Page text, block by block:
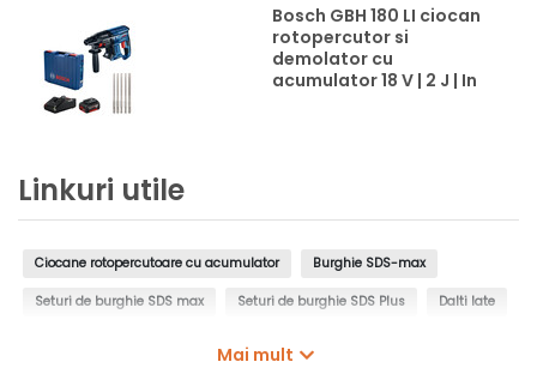
Bosch GBH 180 LI ciocan
rotopercutor si
demolator cu
acumulator 18 V | 2 J | In
Linkuri utile
Ciocane rotopercutoare cu acumulator Burghie SDS-max
Seturi de burghie SDS max Seturi de burghie SDS Plus Dalti late
Mai mult